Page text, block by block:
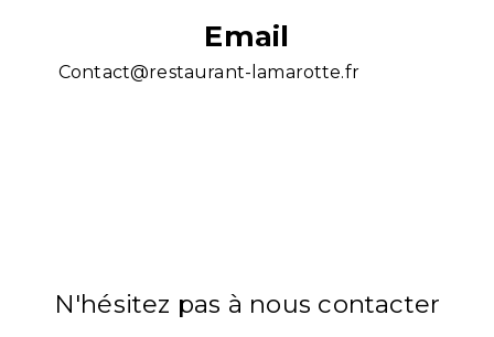
Email
contact@restaurant-lamarotte.fr
N'hésitez pas à nous contacter